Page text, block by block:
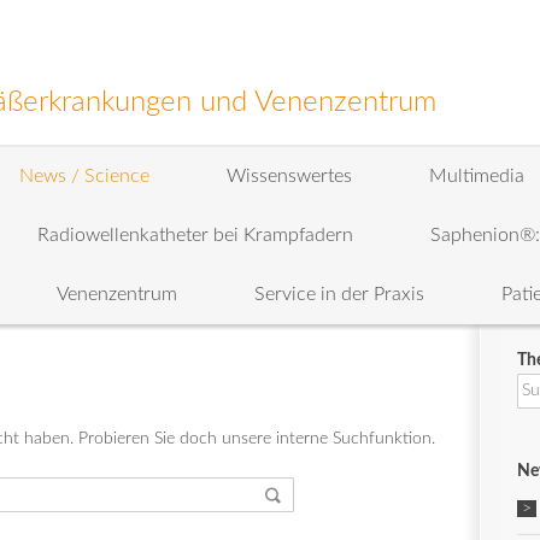
und Venenzentrum
News / Science Wissenswertes Multimedia
Radiowellenkatheter bei Krampfadern
Venenzentrum Service in der Praxis
haben. Probieren Sie doch unsere interne Suchfunktion.